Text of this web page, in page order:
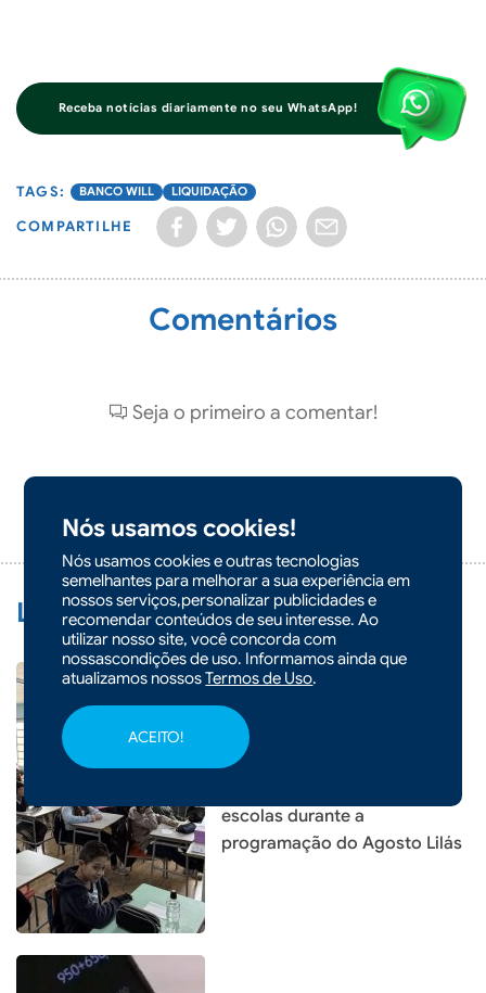
Nós usamos cookies!
Nós usamos cookies e outras tecnologias
semelhantes para melhorar a sua experiência em
nossos serviços,personalizar publicidades e
recomendar conteúdos de seu interesse. Ao
utilizar nosso site, você concorda com
nossascondições de uso. Informamos ainda que
atualizamos nossosTermos de Uso.
ACEITO!
Receba notícias diariamente no seu WhatsApp!
BANCO WILL LIQUIDAÇÃO
COMPARTILHE
Comentários
Seja o primeiro a comentar!
Leia Também:
07/08/2026 - 10h36
Prefeitura de Xaxim inicia
escolas durante a
programação do Agosto Lilás